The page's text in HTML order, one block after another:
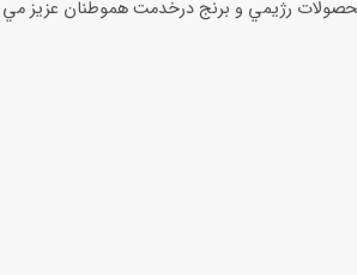
رژيمي و برنج درخدمت هموطنان عزيز